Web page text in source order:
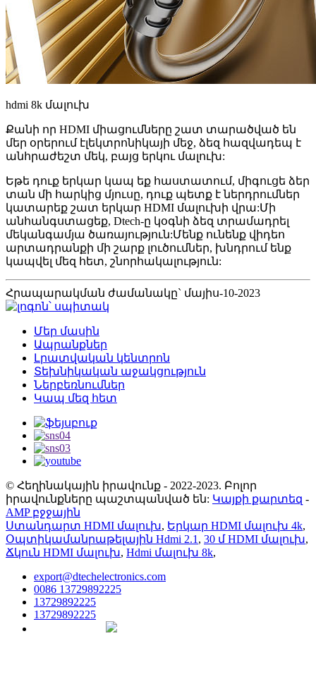
hdmi 8k մալուխ
Քանի որ HDMI միացումները շատ տարածված են
մեր օրերում էլեկտրոնիկայի մեջ, ձեզ հազվադեպ է
անհրաժեշտ մեկ, բայց երկու մալուխ:
Եթե ​​դուք երկար կապ եք հաստատում, միգուցե ձեր
տան մի հարկից մյուսը, դուք պետք է ներդրումներ
կատարեք շատ երկար HDMI մալուխի վրա:Մի
անհանգստացեք, Dtech-ը կօգնի ձեզ տրամադրել
մեկանգամյա ծառայություն:Մենք ունենք վիդեո
արտադրանքի մի շարք լուծումներ, խնդրում ենք
կապվել մեզ հետ, շնորհակալություն:
Հրապարակման ժամանակը` մայիս-10-2023
Մեր մասին
Ապրանքներ
Լրատվական կենտրոն
Տեխնիկական աջակցություն
Ներբեռնումներ
Կապ մեզ հետ
© Հեղինակային իրավունք - 2022-2023. Բոլոր
իրավունքները պաշտպանված են: Կայքի քարտեզ -
AMP բջջային
Ստանդարտ HDMI մալուխ, Երկար HDMI մալուխ 4k,
Օպտիկամանրաթելային Hdmi 2.1 , 30 մ HDMI մալուխ,
Ճկուն HDMI մալուխ, Hdmi մալուխ 8k,
export@dtechelectronics.com
0086 13729892225
13729892225
13729892225